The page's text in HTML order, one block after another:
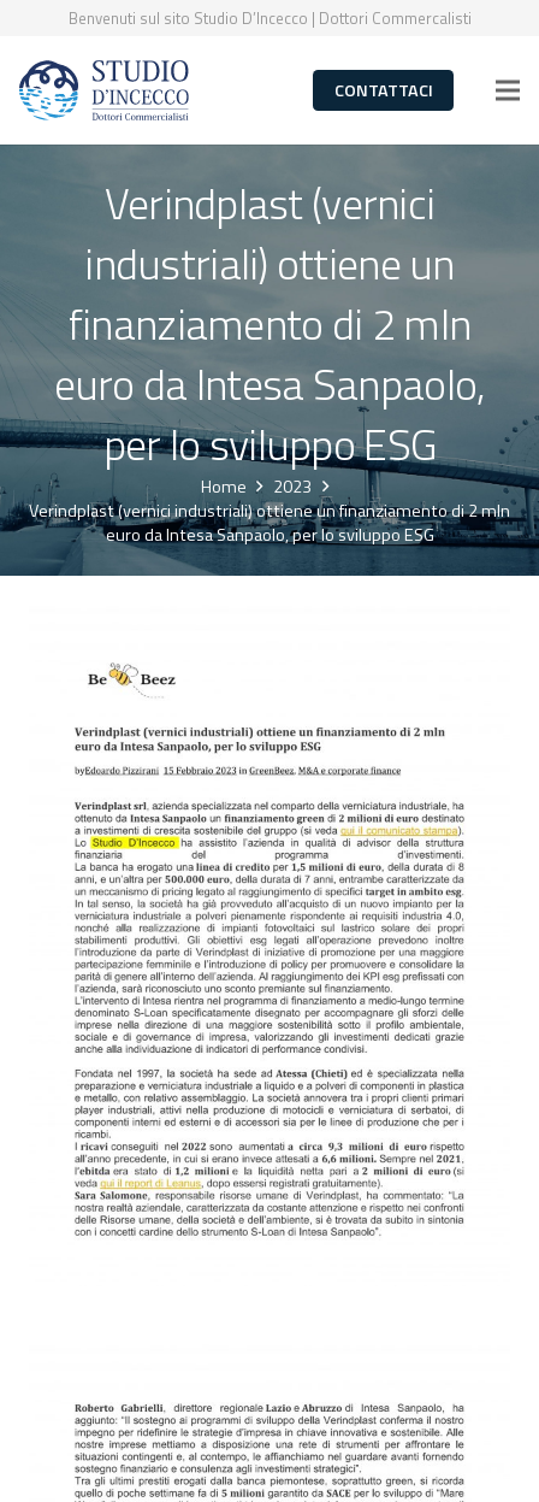
Benvenuti sul sito Studio D’Incecco | Dottori Commercalisti
CONTATTACI
Verindplast (vernici
industriali) ottiene un
finanziamento di 2 mln
euro da Intesa Sanpaolo,
per lo sviluppo ESG
Home
2023
Verindplast (vernici industriali) ottiene un finanziamento di 2 mln
euro da Intesa Sanpaolo, per lo sviluppo ESG